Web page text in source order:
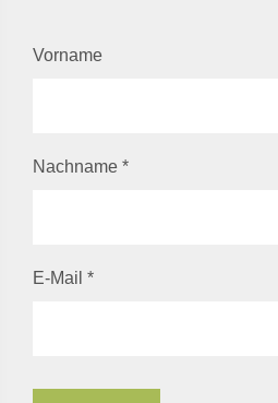
Vorname
Nachname *
E-Mail *